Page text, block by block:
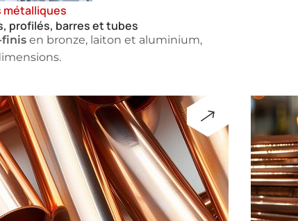
profilés, barres et tubes
métalliques
en bronze, laiton et aluminium,